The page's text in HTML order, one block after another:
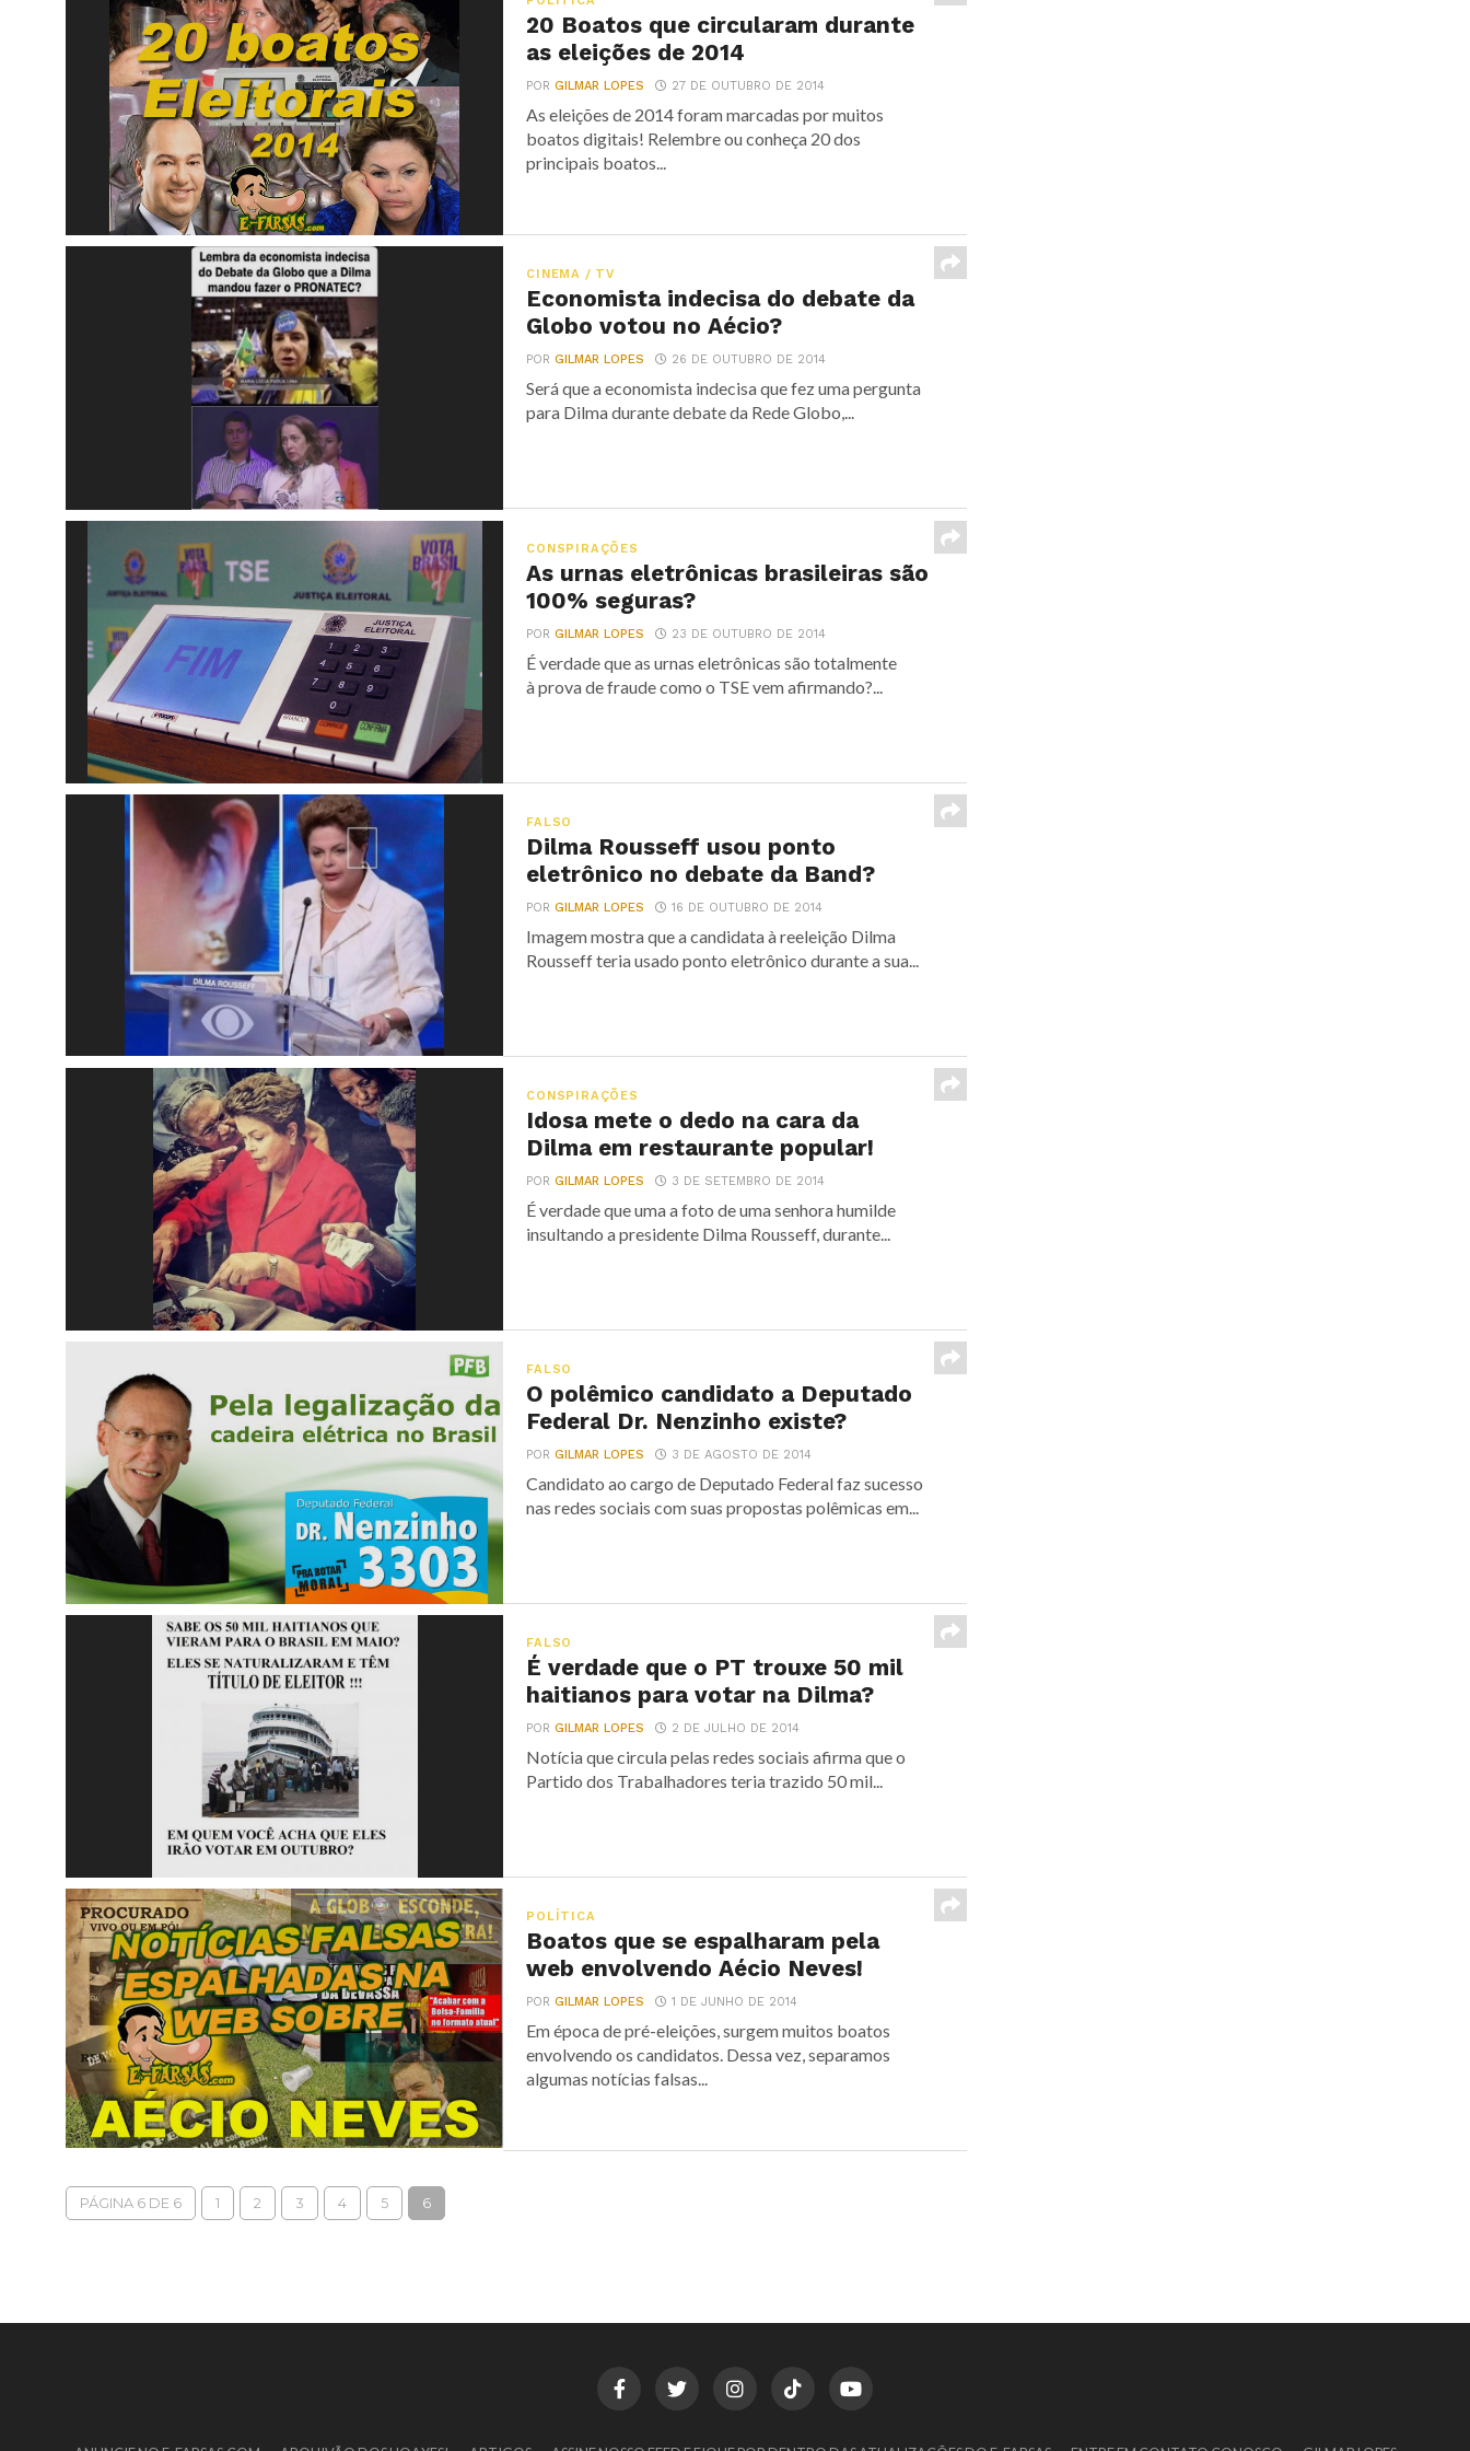
20 Boatos que circularam durante
as eleições de 2014
PORGILMAR LOPES 27 DE OUTUBRO DE 2014
As eleições de 2014 foram marcadas por muitos
boatos digitais! Relembre ou conheça 20 dos
principais boatos...
CINEMA / TV
Economista indecisa do debate da
Globo votou no Aécio?
PORGILMAR LOPES 26 DE OUTUBRO DE 2014
Será que a economista indecisa que fez uma pergunta
para Dilma durante debate da Rede Globo,...
CONSPIRAÇÕES
As urnas eletrônicas brasileiras são
100% seguras?
PORGILMAR LOPES 23 DE OUTUBRO DE 2014
É verdade que as urnas eletrônicas são totalmente
à prova de fraude como o TSE vem afirmando?...
FALSO
Dilma Rousseff usou ponto
eletrônico no debate da Band?
PORGILMAR LOPES 16 DE OUTUBRO DE 2014
Imagem mostra que a candidata à reeleição Dilma
Rousseff teria usado ponto eletrônico durante a sua...
CONSPIRAÇÕES
Idosa mete o dedo na cara da
Dilma em restaurante popular!
PORGILMAR LOPES 3 DE SETEMBRO DE 2014
É verdade que uma a foto de uma senhora humilde
insultando a presidente Dilma Rousseff, durante...
FALSO
O polêmico candidato a Deputado
Federal Dr. Nenzinho existe?
PORGILMAR LOPES 3 DE AGOSTO DE 2014
Candidato ao cargo de Deputado Federal faz sucesso
nas redes sociais com suas propostas polêmicas em...
FALSO
É verdade que o PT trouxe 50 mil
haitianos para votar na Dilma?
PORGILMAR LOPES 2 DE JULHO DE 2014
Notícia que circula pelas redes sociais afirma que o
Partido dos Trabalhadores teria trazido 50 mil...
POLÍTICA
Boatos que se espalharam pela
web envolvendo Aécio Neves!
PORGILMAR LOPES 1 DE JUNHO DE 2014
Em época de pré-eleições, surgem muitos boatos
envolvendo os candidatos. Dessa vez, separamos
algumas notícias falsas...
PÁGINA 6 DE 6 1 2 3 4 5 6